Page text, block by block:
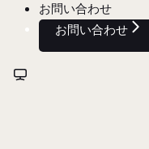
お問い合わせ
お問い合わせ